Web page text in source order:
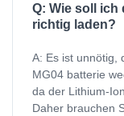
Q: Wie soll ich
richtig laden?
A: Es ist unnötig,
MG04 batterie
da der Lithium-
Daher brauchen